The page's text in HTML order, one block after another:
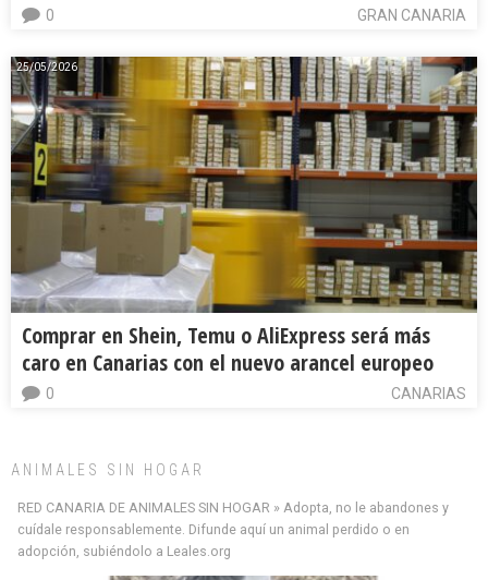
GRAN CANARIA
0
25/05/2026
Comprar en Shein, Temu o AliExpress será más
caro en Canarias con el nuevo arancel europeo
CANARIAS
0
ANIMALES SIN HOGAR
RED CANARIA DE ANIMALES SIN HOGAR » Adopta, no le abandones y
cuídale responsablemente. Difunde aquí un animal perdido o en
adopción, subiéndolo a Leales.org